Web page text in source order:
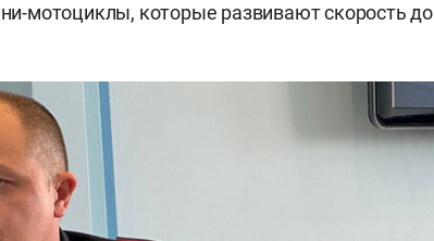
мотоциклы, которые развивают скорость до